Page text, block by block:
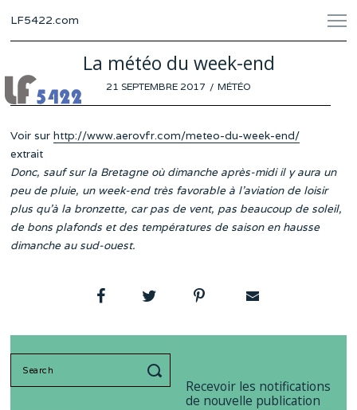
LF5422.com
La météo du week-end
POSTED
21 SEPTEMBRE 2017 MÉTÉO
Voir surhttp://www.aerovfr.com/meteo-du-week-end/
extrait
Donc, sauf sur la Bretagne où dimanche après-midi il y aura un
peu de pluie, un week-end très favorable à l’aviation de loisir
plus qu’à la bronzette, car pas de vent, pas beaucoup de soleil,
de bons plafonds et des températures de saison en hausse
dimanche au sud-ouest.
Recevoir les notifications
de nouvelle publication